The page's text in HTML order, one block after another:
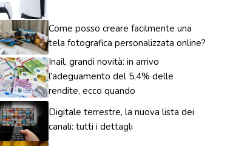
Come posso creare facilmente una
tela fotografica personalizzata online?
Inail, grandi novità: in arrivo
l’adeguamento del 5,4% delle
rendite, ecco quando
Digitale terrestre, la nuova lista dei
canali: tutti i dettagli